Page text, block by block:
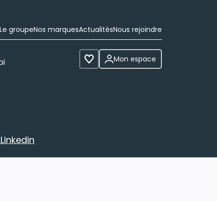
Le groupeNos marquesActualitésNous rejoindre
Voir les favoris
Mon espace
votre profil Linkedin